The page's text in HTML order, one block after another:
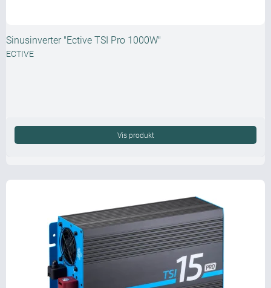
Sinusinverter "Ective TSI Pro 1000W"
ECTIVE
Vis produkt